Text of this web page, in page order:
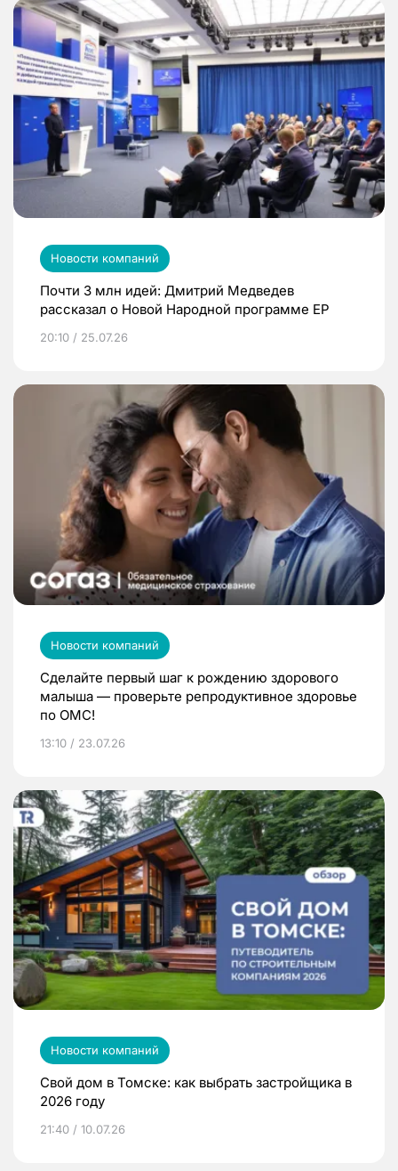
Новости компаний
Почти 3 млн идей: Дмитрий Медведев
рассказал о Новой Народной программе ЕР
20:10 / 25.07.26
Новости компаний
Сделайте первый шаг к рождению здорового
малыша — проверьте репродуктивное здоровье
по ОМС!
13:10 / 23.07.26
Новости компаний
Свой дом в Томске: как выбрать застройщика в
2026 году
21:40 / 10.07.26